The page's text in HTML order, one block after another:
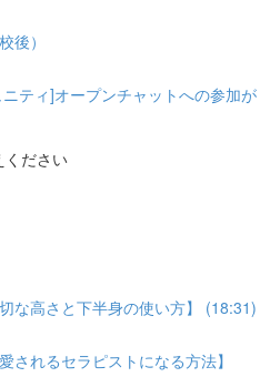
後）
ティ]オープンチャットへの参加が
ください
な高さと下半身の使い方】 (18:31)
されるセラピストになる方法】